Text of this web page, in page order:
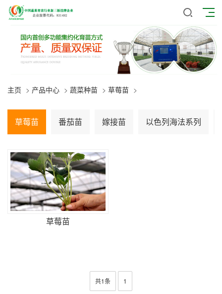
主页 > 产品中心 > 蔬菜种苗 > 草莓苗 >
草莓苗 番茄苗 嫁接苗 以色列海法系列
草莓苗
共1条 1